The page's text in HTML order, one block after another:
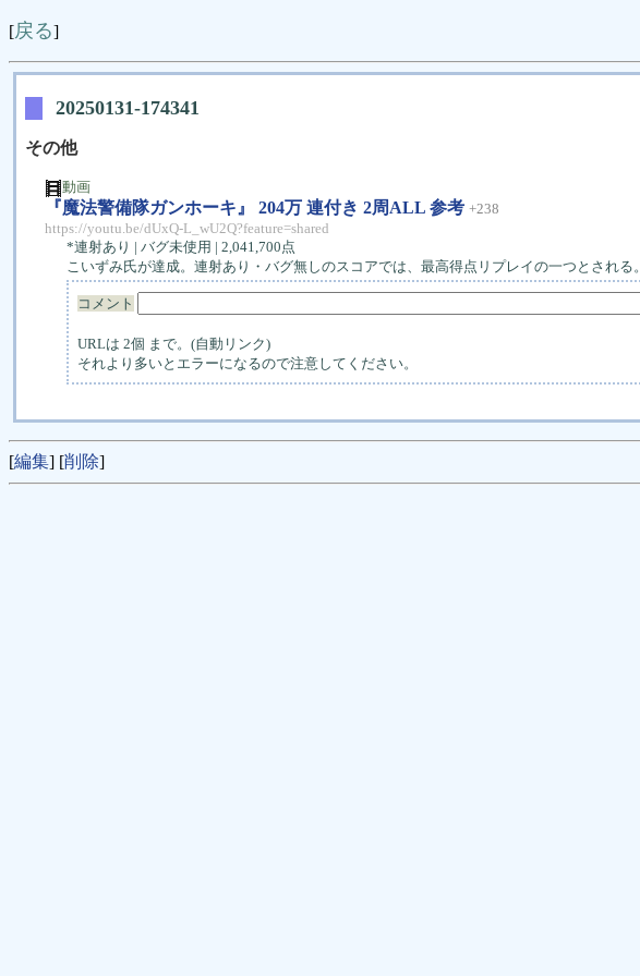
[戻る]
20250131-174341
その他
動画
『魔法警備隊ガンホーキ』 204万 連付き 2周ALL 参考 +238
https://youtu.be/dUxQ-L_wU2Q?feature=shared
*連射あり | バグ未使用 | 2,041,700点
こいずみ氏が達成。連射あり・バグ無しのスコアでは、最高得点リプレイの一つとされる。
コメント
URLは 2個 まで。(自動リンク)
それより多いとエラーになるので注意してください。
[編集] [削除]